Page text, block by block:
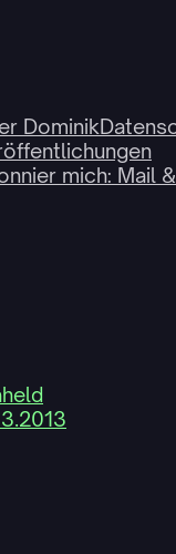
Dominik
mich: Mail